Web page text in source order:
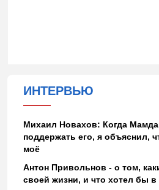
ИНТЕРВЬЮ
Михаил Новахов: Когда
поддержать его, я объяснил,
моё
Антон Привольнов - о том,
своей жизни, и что хотел бы в